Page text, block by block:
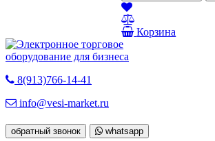
Корзина
8(913)766-14-41
info@vesi-market.ru
обратный звонок whatsapp